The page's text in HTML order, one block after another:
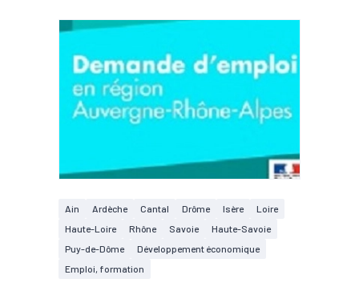
Ain Ardèche Cantal Drôme Isère
Loire
Haute-Loire
Rhône Savoie
Haute-Savoie
Puy-de-Dôme
Développement économique
Emploi, formation